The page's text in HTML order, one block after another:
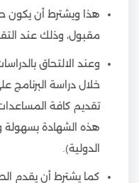
هذا ويشترط أن يكون
مقبول، وذلك عند
وعند الالتحاق
خلال دراسة البرنامج
تقديم كافة
هذه الشهادة
الدولية).
كما يشترط أن يقدم